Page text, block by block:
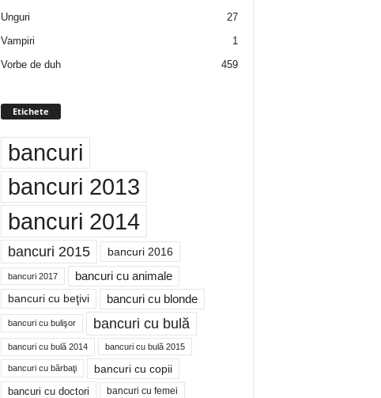
Unguri
27
Vampiri
1
Vorbe de duh
459
Etichete
bancuri
bancuri 2013
bancuri 2014
bancuri 2015 bancuri 2016
bancuri 2017 bancuri cu animale
bancuri cu beţivi bancuri cu blonde
bancuri cu bulişor bancuri cu bulă
bancuri cu bulă 2014 bancuri cu bulă 2015
bancuri cu bărbaţi bancuri cu copii
bancuri cu doctori bancuri cu femei